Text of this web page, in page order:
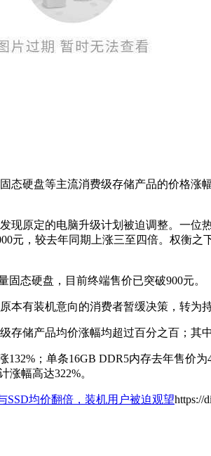
态硬盘等主流消费级存储产品的价格
原定的电脑升级计划被迫调整。一
元，较去年同期上涨三至四倍。权衡
态硬盘，目前终端售价已突破900元。
有装机意向的消费者暂缓决策，转为
储产品均价涨幅均超过百分之百；其
；单条16GB DDR5内存去年售价
幅高达322%。
SSD均价翻倍，装机用户被迫观望https://